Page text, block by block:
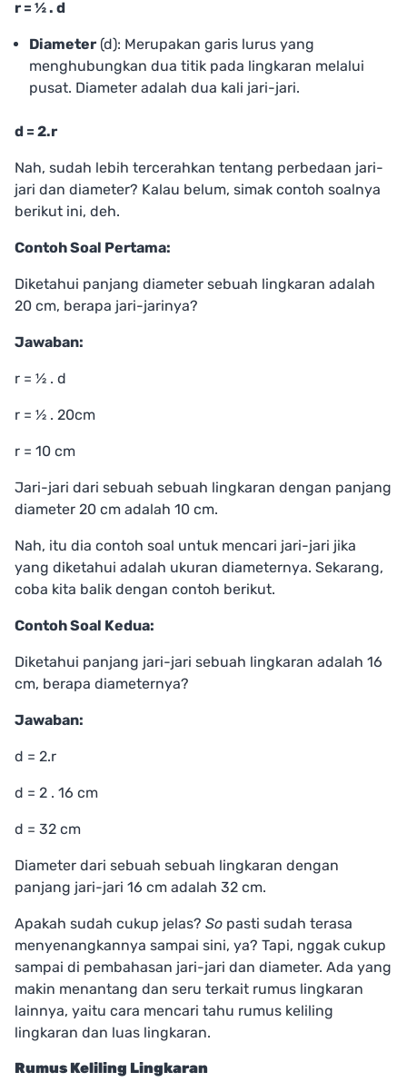
r = ½ . d
Diameter (d): Merupakan garis lurus yang
menghubungkan dua titik pada lingkaran melalui
pusat. Diameter adalah dua kali jari-jari.
d = 2.r
Nah, sudah lebih tercerahkan tentang perbedaan jari-
jari dan diameter? Kalau belum, simak contoh soalnya
berikut ini, deh.
Contoh Soal Pertama:
Diketahui panjang diameter sebuah lingkaran adalah
20 cm, berapa jari-jarinya?
Jawaban:
r = ½ . d
r = ½ . 20cm
r = 10 cm
Jari-jari dari sebuah sebuah lingkaran dengan panjang
diameter 20 cm adalah 10 cm.
Nah, itu dia contoh soal untuk mencari jari-jari jika
yang diketahui adalah ukuran diameternya. Sekarang,
coba kita balik dengan contoh berikut.
Contoh Soal Kedua:
Diketahui panjang jari-jari sebuah lingkaran adalah 16
cm, berapa diameternya?
Jawaban:
d = 2.r
d = 2 . 16 cm
d = 32 cm
Diameter dari sebuah sebuah lingkaran dengan
panjang jari-jari 16 cm adalah 32 cm.
Apakah sudah cukup jelas? So pasti sudah terasa
menyenangkannya sampai sini, ya? Tapi, nggak cukup
sampai di pembahasan jari-jari dan diameter. Ada yang
makin menantang dan seru terkait rumus lingkaran
lainnya, yaitu cara mencari tahu rumus keliling
lingkaran dan luas lingkaran.
Rumus Keliling Lingkaran